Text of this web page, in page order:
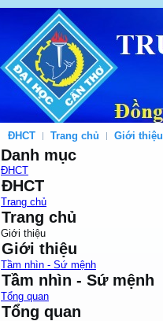
ĐHCT Trang chủ Giới thiệu
Danh mục
ĐHCT
ĐHCT
Trang chủ
Trang chủ
Giới thiệu
Giới thiệu
Tầm nhìn - Sứ mệnh
Tầm nhìn - Sứ mệnh
Tổng quan
Tổng quan